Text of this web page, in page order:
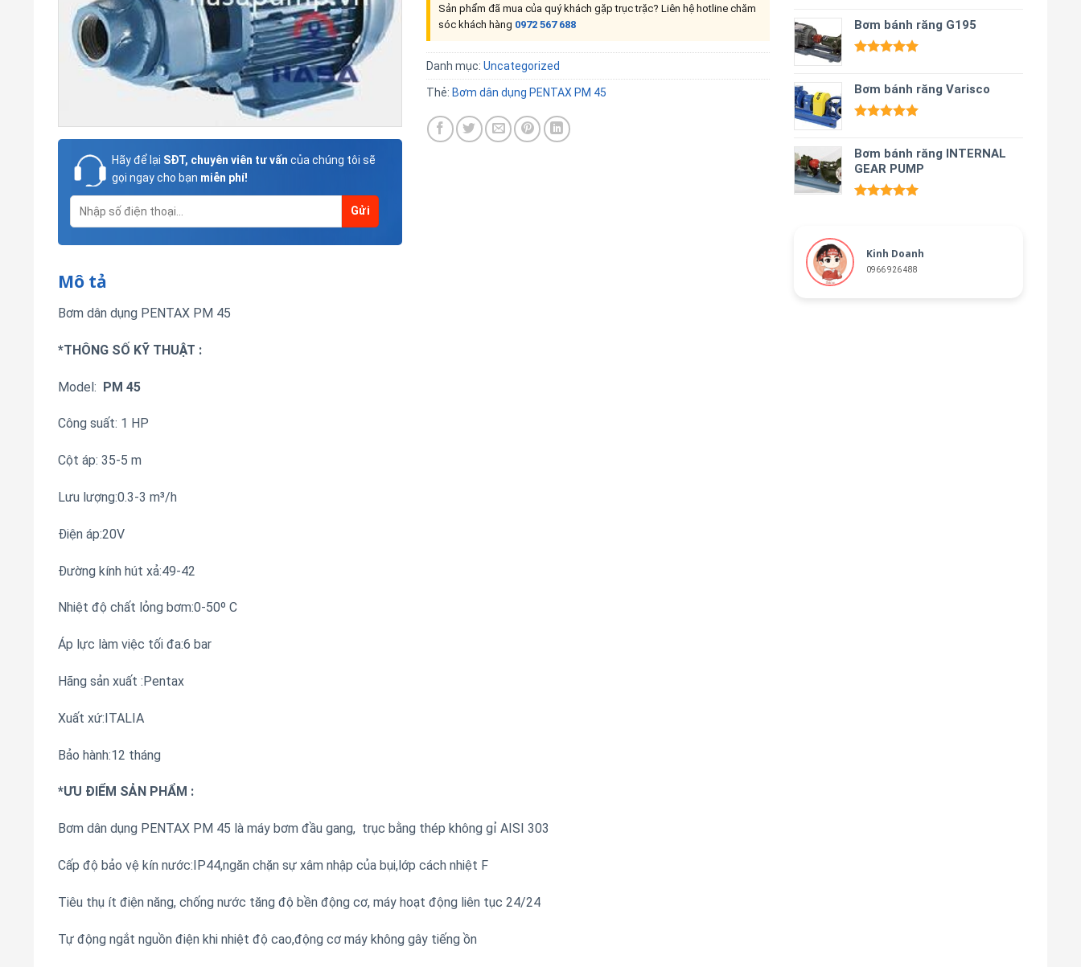
hạng5.00
5 sao
Bơm bánh răng G195
5 sao
Bơm bánh răng Varisco
5 sao
Bơm bánh răng INTERNAL
GEAR PUMP
Kinh Doanh
0966 926 488
Hãy để lại SĐT, chuyên viên tư vấn của chúng tôi sẽ
gọi ngay cho bạn miễn phí!
Sản phẩm đã mua của quý khách gặp trục trặc? Liên hệ hotline chăm
sóc khách hàng 0972 567 688
Danh mục: Uncategorized
Thẻ: Bơm dân dụng PENTAX PM 45
Mô tả
Bơm dân dụng PENTAX PM 45
*THÔNG SỐ KỸ THUẬT :
Model: PM 45
Công suất: 1 HP
Cột áp: 35-5 m
Lưu lượng:0.3-3 m³/h
Điện áp:20V
Đường kính hút xả:49-42
Nhiệt độ chất lỏng bơm:0-50º C
Áp lực làm việc tối đa:6 bar
Hãng sản xuất :Pentax
Xuất xứ:ITALIA
Bảo hành:12 tháng
*ƯU ĐIỂM SẢN PHẨM :
Bơm dân dụng PENTAX PM 45 là máy bơm đầu gang, trục bằng thép không gỉ AISI 303
Cấp độ bảo vệ kín nước:IP44,ngăn chặn sự xâm nhập của bụi,lớp cách nhiệt F
Tiêu thụ ít điện năng, chống nước tăng độ bền động cơ, máy hoạt động liên tục 24/24
Tự động ngắt nguồn điện khi nhiệt độ cao,động cơ máy không gây tiếng ồn